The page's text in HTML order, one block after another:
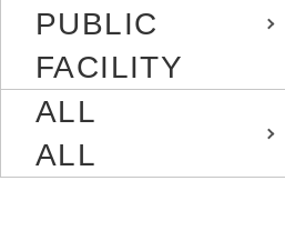
PUBLIC
FACILITY
ALL
ALL